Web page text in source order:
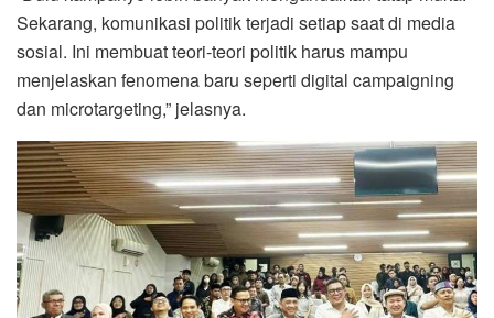
Sekarang, komunikasi politik terjadi setiap saat di media
sosial. Ini membuat teori-teori politik harus mampu
menjelaskan fenomena baru seperti digital campaigning
dan microtargeting,” jelasnya.